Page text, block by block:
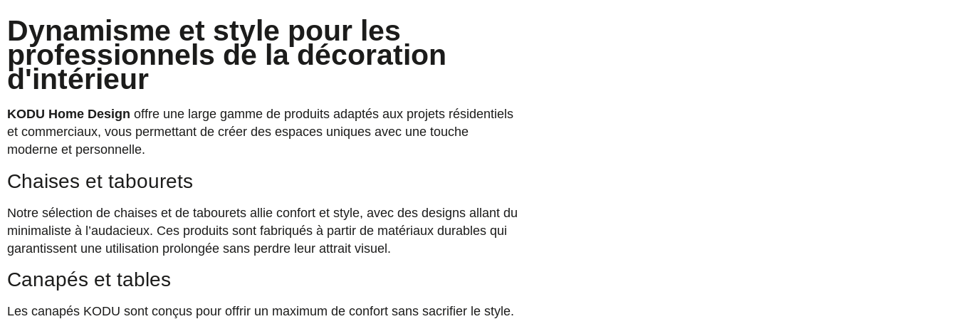
Dynamisme et style pour les
professionnels de la décoration
d'intérieur
KODU Home Design offre une large gamme de produits adaptés aux projets résidentiels
et commerciaux, vous permettant de créer des espaces uniques avec une touche
moderne et personnelle.
Chaises et tabourets
Notre sélection de chaises et de tabourets allie confort et style, avec des designs allant du
minimaliste à l’audacieux. Ces produits sont fabriqués à partir de matériaux durables qui
garantissent une utilisation prolongée sans perdre leur attrait visuel.
Canapés et tables
Les canapés KODU sont conçus pour offrir un maximum de confort sans sacrifier le style.